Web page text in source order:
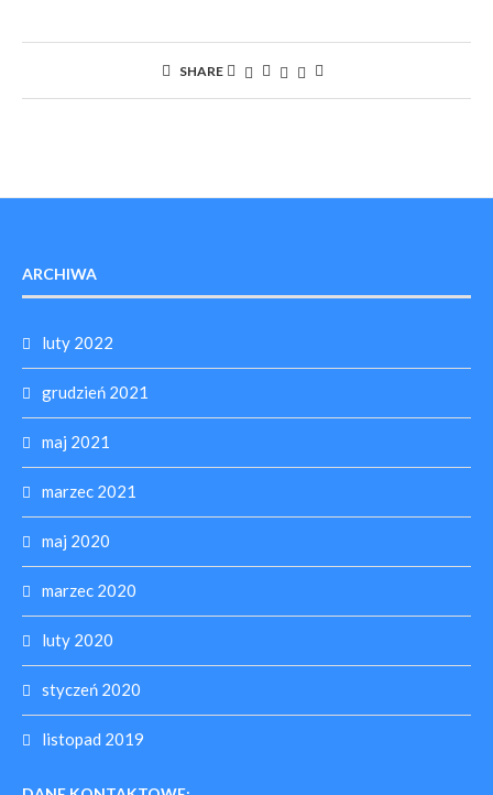
SHARE
ARCHIWA
luty 2022
grudzień 2021
maj 2021
marzec 2021
maj 2020
marzec 2020
luty 2020
styczeń 2020
listopad 2019